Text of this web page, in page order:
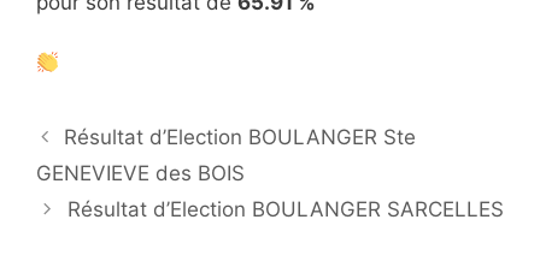
Résultat d’Election BOULANGER Ste
GENEVIEVE des BOIS
Résultat d’Election BOULANGER SARCELLES